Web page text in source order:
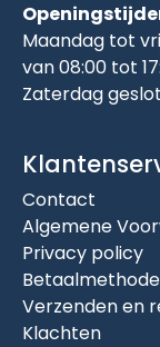
Maandag tot
van 08:00 tot
Zaterdag
Contact
Algemene
Privacy policy
Verzenden en
Klachten